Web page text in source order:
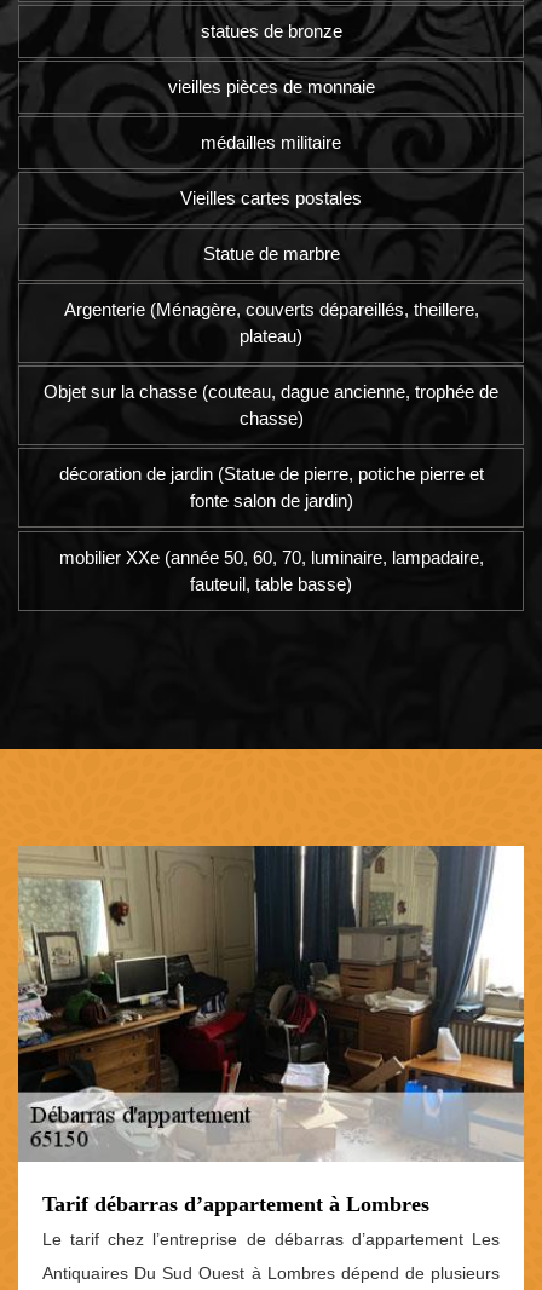
statues de bronze
vieilles pièces de monnaie
médailles militaire
Vieilles cartes postales
Statue de marbre
Argenterie (Ménagère, couverts dépareillés, theillere,
plateau)
Objet sur la chasse (couteau, dague ancienne, trophée de
chasse)
décoration de jardin (Statue de pierre, potiche pierre et
fonte salon de jardin)
mobilier XXe (année 50, 60, 70, luminaire, lampadaire,
fauteuil, table basse)
Tarif débarras d’appartement à Lombres
Le tarif chez l’entreprise de débarras d’appartement Les
Antiquaires Du Sud Ouest à Lombres dépend de plusieurs